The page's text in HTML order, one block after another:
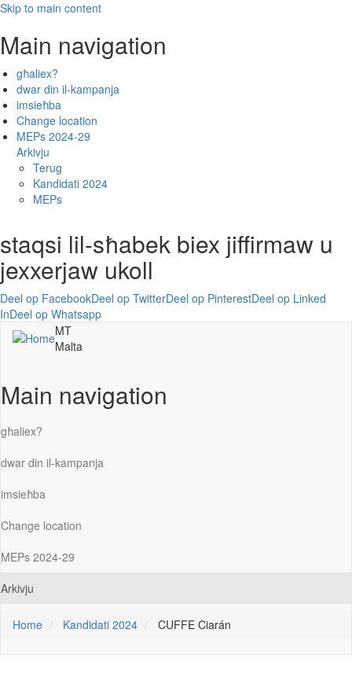
Skip to main content
Main navigation
għaliex?
dwar din il-kampanja
imsieħba
Change location
MEPs 2024-29
Arkivju
Terug
Kandidati 2024
MEPs
staqsi lil-sħabek biex jiffirmaw u
jexxerjaw ukoll
Deel op FacebookDeel op TwitterDeel op PinterestDeel op Linked
InDeel op Whatsapp
MT
Malta
Main navigation
għaliex?
dwar din il-kampanja
imsieħba
Change location
MEPs 2024-29
Arkivju
Home Kandidati 2024 CUFFE Ciarán